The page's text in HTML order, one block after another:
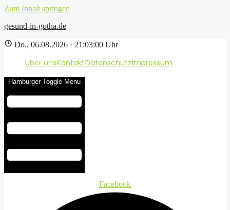
Zum Inhalt springen
gesund-in-gotha.de
Do., 06.08.2026 · 21:03:00 Uhr
Über unsKontaktDatenschutzImpressum
Hamburger Toggle Menu
Facebook